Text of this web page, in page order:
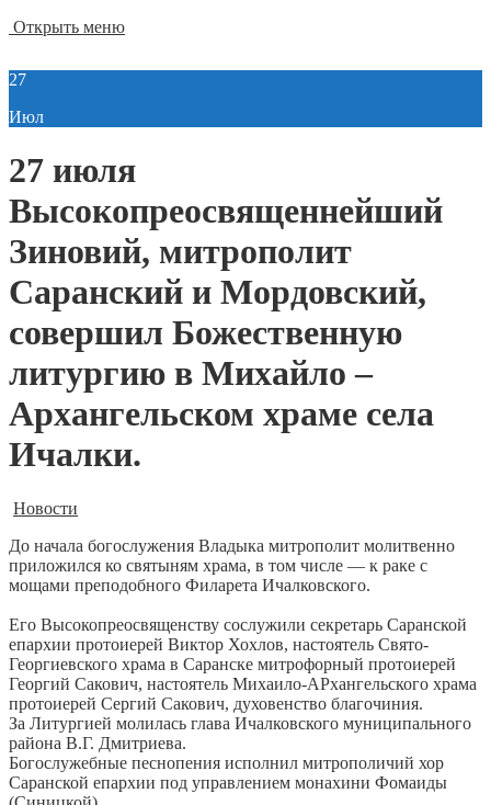
Открыть меню
27
Июл
27 июля
Высокопреосвященнейший
Зиновий, митрополит
Саранский и Мордовский,
совершил Божественную
литургию в Михайло –
Архангельском храме села
Ичалки.
Новости
До начала богослужения Владыка митрополит молитвенно
приложился ко святыням храма, в том числе — к раке с
мощами преподобного Филарета Ичалковского.
Его Высокопреосвященству сослужили секретарь Саранской
епархии протоиерей Виктор Хохлов, настоятель Свято-
Георгиевского храма в Саранске митрофорный протоиерей
Георгий Сакович, настоятель Михаило-АРхангельского храма
протоиерей Сергий Сакович, духовенство благочиния.
За Литургией молилась глава Ичалковского муниципального
района В.Г. Дмитриева.
Богослужебные песнопения исполнил митрополичий хор
Саранской епархии под управлением монахини Фомаиды